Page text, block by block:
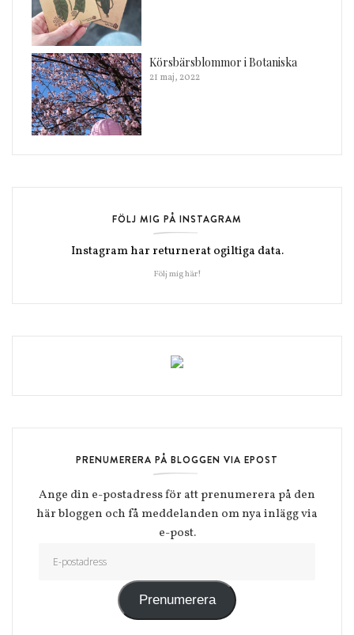
Körsbärsblommor i Botaniska
21 maj, 2022
FÖLJ MIG PÅ INSTAGRAM
Instagram har returnerat ogiltiga data.
Följ mig här!
PRENUMERERA PÅ BLOGGEN VIA EPOST
Ange din e-postadress för att prenumerera på den
här bloggen och få meddelanden om nya inlägg via
e-post.
Prenumerera